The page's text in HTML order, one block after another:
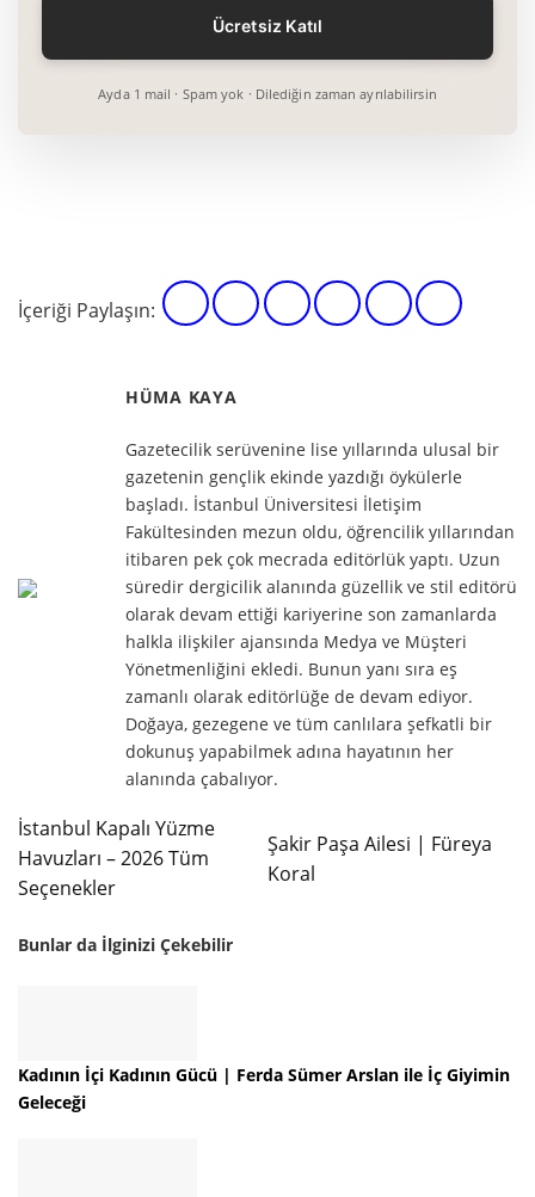
Ayda 1 mail · Spam yok · Dilediğin zaman ayrılabilirsin
İçeriği Paylaşın:
HÜMA KAYA
Gazetecilik serüvenine lise yıllarında ulusal bir
gazetenin gençlik ekinde yazdığı öykülerle
başladı. İstanbul Üniversitesi İletişim
Fakültesinden mezun oldu, öğrencilik yıllarından
itibaren pek çok mecrada editörlük yaptı. Uzun
süredir dergicilik alanında güzellik ve stil editörü
olarak devam ettiği kariyerine son zamanlarda
halkla ilişkiler ajansında Medya ve Müşteri
Yönetmenliğini ekledi. Bunun yanı sıra eş
zamanlı olarak editörlüğe de devam ediyor.
Doğaya, gezegene ve tüm canlılara şefkatli bir
dokunuş yapabilmek adına hayatının her
alanında çabalıyor.
İstanbul Kapalı Yüzme
Havuzları – 2026 Tüm
Seçenekler
Şakir Paşa Ailesi | Füreya
Koral
Bunlar da İlginizi Çekebilir
Kadının İçi Kadının Gücü | Ferda Sümer Arslan ile İç Giyimin
Geleceği